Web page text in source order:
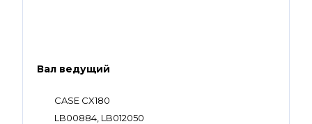
Вал ведущий
CASE CX180
LB00884, LB012050